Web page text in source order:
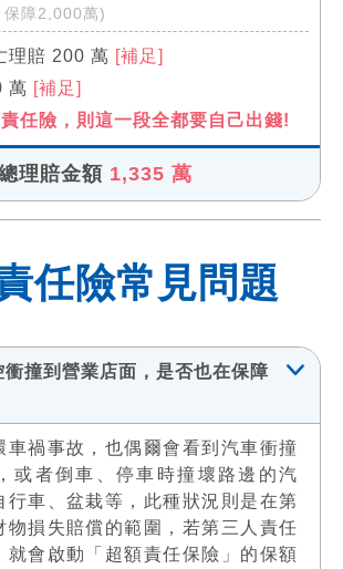
保障2,000萬)
理賠 200 萬 [補足]
萬 [補足]
任險，則這一段全都要自己出錢!
理賠金額 1,335 萬
任險常見問題
撞到營業店面，是否也在保障
車禍事故，也偶爾會看到汽車衝撞
或者倒車、停車時撞壞路邊的汽
行車、盆栽等，此種狀況則是在第
物損失賠償的範圍，若第三人責任
就會啟動「超額責任保險」的保額